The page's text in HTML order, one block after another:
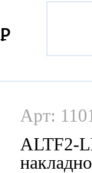
Р
Арт:
ALTF2-